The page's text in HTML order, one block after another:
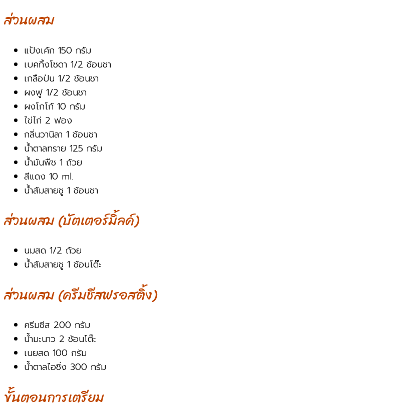
ส่วนผสม
แป้งเค้ก 150 กรัม
เบคกิ้งโซดา 1/2 ช้อนชา
เกลือป่น 1/2 ช้อนชา
ผงฟู 1/2 ช้อนชา
ผงโกโก้ 10 กรัม
ไข่ไก่ 2 ฟอง
กลิ่นวานิลา 1 ช้อนชา
น้ำตาลทราย 125 กรัม
น้ำมันพืช 1 ถ้วย
สีแดง 10 ml.
น้ำส้มสายชู 1 ช้อนชา
ส่วนผสม (บัตเตอร์มิ้ลค์)
นมสด 1/2 ถ้วย
น้ำส้มสายชู 1 ช้อนโต๊ะ
ส่วนผสม (ครีมชีสฟรอสติ้ง)
ครีมชีส 200 กรัม
น้ำมะนาว 2 ช้อนโต๊ะ
เนยสด 100 กรัม
น้ำตาลไอซิ่ง 300 กรัม
ขั้นตอนการเตรียม